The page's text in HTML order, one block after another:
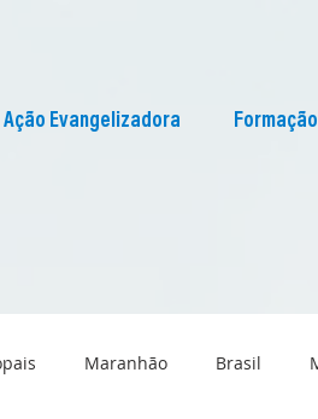
Ação Evangelizadora Formação
Maranhão Brasil